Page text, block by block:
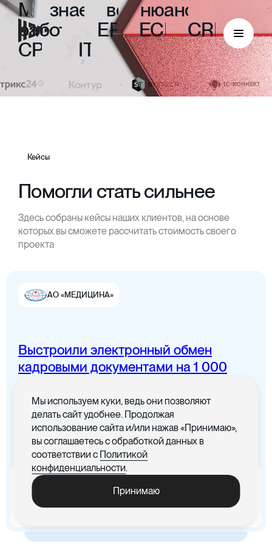
Мы знаем всенюансы
работы
ERP,ECM,CRM,
CPM
ITIL
ECM
Цифровая канцелярия
Цифровые договоры
Цифровая бухгалтерия
Кейсы
Помогли стать сильнее
Здесь собраны кейсы наших клиентов, на основе
которых вы сможете рассчитать стоимость своего
проекта
АО «МЕДИЦИНА»
Выстроили электронный обмен
кадровыми документами на 1 000
Все документы в одном месте с
понятным интерфейсом
x5
Ускорились процедуры
обработки документов
-30%
издержки, связанные с печатью
Мы используем куки, ведь они позволяют
делать сайт удобнее. Продолжая
использование сайта и/или нажав «Принимаю»,
вы соглашаетесь с обработкой данных в
соответствии с Политикой
конфиденциальности.
Принимаю